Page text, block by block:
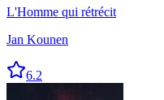
L'Homme qui rétrécit
Jan Kounen
6.2